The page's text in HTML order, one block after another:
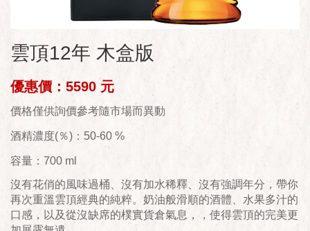
雲頂12年 木盒版
優惠價：5590 元
價格僅供詢價參考隨市場而異動
酒精濃度(％)：50-60 %
容量：700 ml
沒有花俏的風味過桶、沒有加水稀釋、沒有強調年分，帶你
再次重溫雲頂經典的純粹。奶油般滑順的酒體、水果多汁的
口感，以及從沒缺席的樸實貨倉氣息，，使得雲頂的完美更